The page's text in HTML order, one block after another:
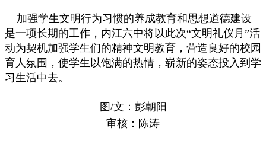
加强学生文明行为习惯的养成教育和思想道德建设
是一项长期的工作，内江六中将以此次“文明礼仪月”活
动为契机加强学生们的精神文明教育，营造良好的校园
育人氛围，使学生以饱满的热情，崭新的姿态投入到学
习生活中去。
图/文：彭朝阳
审核：陈涛